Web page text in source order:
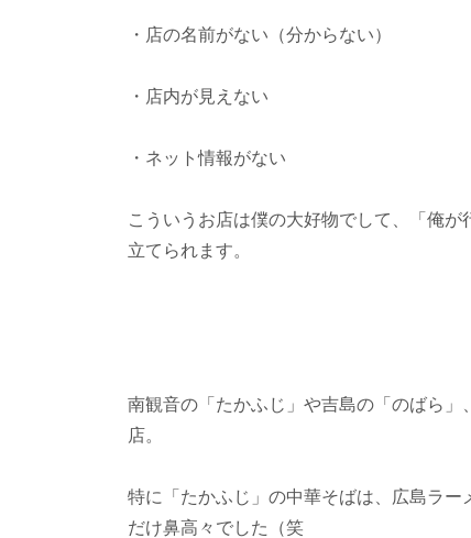
・店の名前がない（分からない）
・店内が見えない
・ネット情報がない
こういうお店は僕の大好物でして、「俺
立てられます。
南観音の「たかふじ」や吉島の「のばら
店。
特に「たかふじ」の中華そばは、広島ラ
だけ鼻高々でした（笑